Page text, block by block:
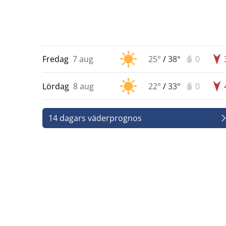
Fredag 7 aug 25° /38° 0
Lördag 8 aug 22° /33° 0
14 dagars väderprognos